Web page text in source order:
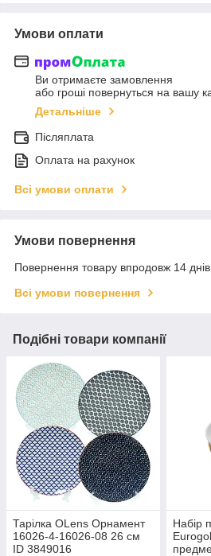
Умови оплати
Ви отримаєте замовлення
або гроші повернуться на вашу
Детальніше
Післяплата
Оплата на рахунок
Всі умови оплати
Умови повернення
Повернення товару впродовж 14
Всі умови повернення
Подібні товари компанії
Тарілка OLens Орнамент
16026-4-16026-08 26 см
ID 3849016
Набір